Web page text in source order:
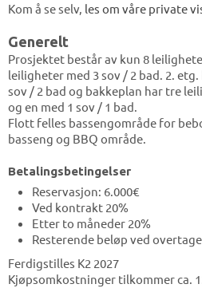
Kom å se selv, les om våre private
Generelt
Prosjektet består av kun 8
leiligheter med 3 sov / 2 bad. 2.
sov / 2 bad og bakkeplan har tre
og en med 1 sov / 1 bad.
Flott felles bassengområde for
basseng og BBQ område.
Betalingsbetingelser
Reservasjon: 6.000€
Ved kontrakt 20%
Etter to måneder 20%
Resterende beløp ved
Ferdigstilles K2 2027
Kjøpsomkostninger tilkommer ca.